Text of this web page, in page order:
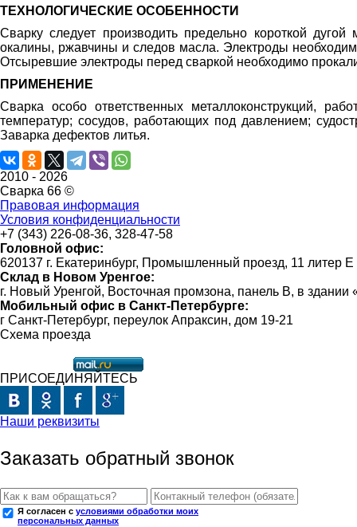
ТЕХНОЛОГИЧЕСКИЕ ОСОБЕННОСТИ
Сварку следует производить предельно короткой
окалины, ржавчины и следов масла. Электроды
Отсыревшие электроды перед сваркой необходимо
ПРИМЕНЕНИЕ
Сварка особо ответственных металлоконструкций,
температур; сосудов, работающих под давлением;
Заварка дефектов литья.
2010 - 2026
Сварка 66 ©
Правовая информация
Условия конфиденциальности
+7 (343) 226-08-36, 328-47-58
Головной офис:
620137 г. Екатеринбург, Промышленный проезд, 11 литер Е
Склад в Новом Уренгое:
г. Новый Уренгой, Восточная промзона, панель В, в
Мобильный офис в Санкт-Петербурге:
г Санкт-Петербург, переулок Апраксин, дом 19-21
Схема проезда
ПРИСОЕДИНЯЙТЕСЬ
Наши реквизиты
Заказать обратный звонок
Я согласен с условиями обработки моих
персональных данных